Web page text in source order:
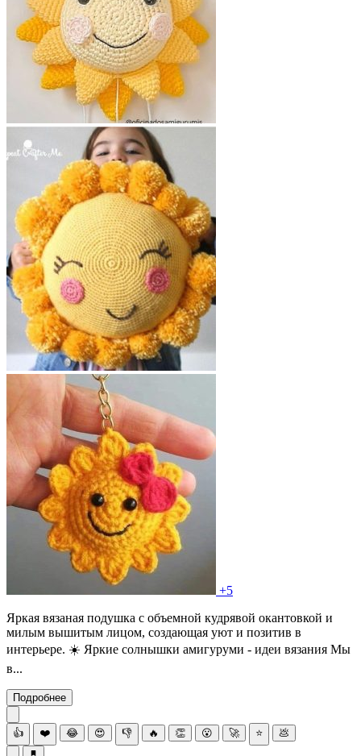
+5
Яркая вязаная подушка с объемной кудрявой окантовкой и
милым вышитым лицом, создающая уют и позитив в
интерьере. ☀️ Яркие солнышки амигуруми - идеи вязания Мы
в...
Подробнее
👍 ❤️ 😂 😍 👎 🔥 👏 😮 🚀 ⭐ 💩